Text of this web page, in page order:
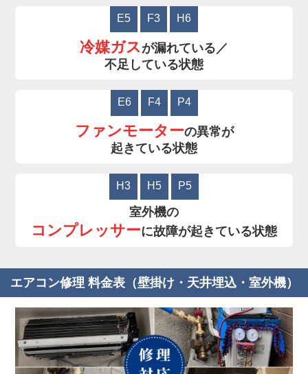
E5 F3 H6
冷媒ガス が漏れている／
不足している状態
E6 F4 P4
ファンモーターの異常が
起きている状態
H3 H5 P5
室外機の
コンプレッサーに故障が起きている状態
エアコン修理 料金表（壁掛け・天井埋込・室外機）